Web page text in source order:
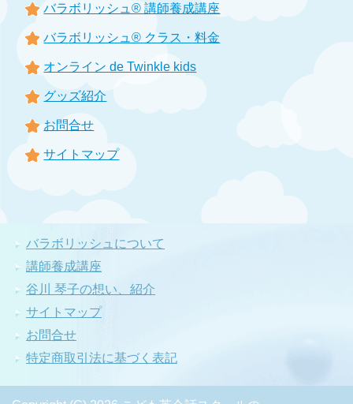
バラボリッシュ® 講師養成講座
バラボリッシュ® クラス・料金
オンライン de Twinkle kids
グッズ紹介
お問合せ
サイトマップ
バラボリッシュについて
講師養成講座
谷川 琴子の想い、紹介
サイトマップ
お問合せ
特定商取引法に基づく表記